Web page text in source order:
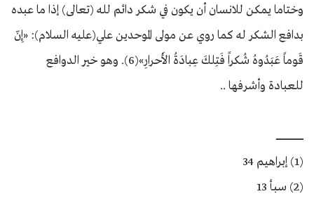
وختاما يمكن للانسان أن يكون في شكر دائم لله (تعالى) إذا ما عبده
بدافع الشكر له كما روي عن مولى الموحدين علي(عليه السلام): «إِنّ
قَوماً عَبَدُوهُ شُكراً فَتِلكَ عِبادَةُ الأَحرارِ»(6). وهو خير الدوافع
للعبادة وأشرفها ..
ـــــــــــــــــــــــــــــــــــــــ
(1) إبراهيم 34
(2) سبأ 13